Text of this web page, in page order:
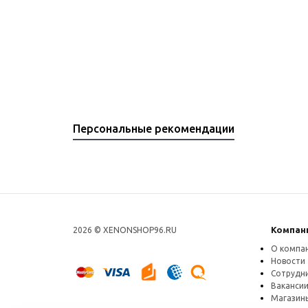
Персональные рекомендации
2026 © XENONSHOP96.RU
О
Новости
Вакансии